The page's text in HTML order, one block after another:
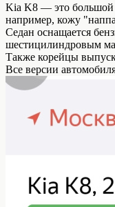
Kia K8 — это большой
например, кожу
Седан оснащается
шестицилиндровым
Также корейцы
Все версии